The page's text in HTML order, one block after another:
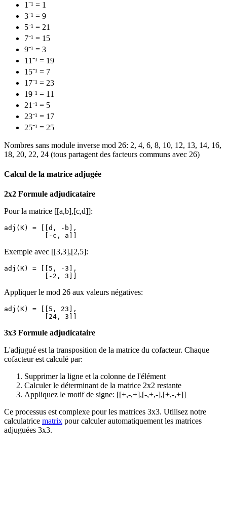
1⁻¹ = 1
3⁻¹ = 9
5⁻¹ = 21
7⁻¹ = 15
9⁻¹ = 3
11⁻¹ = 19
15⁻¹ = 7
17⁻¹ = 23
19⁻¹ = 11
21⁻¹ = 5
23⁻¹ = 17
25⁻¹ = 25
Nombres sans module inverse mod 26: 2, 4, 6, 8, 10, 12, 13, 14, 16,
18, 20, 22, 24 (tous partagent des facteurs communs avec 26)
Calcul de la matrice adjugée
2x2 Formule adjudicataire
Pour la matrice [[a,b],[c,d]]:
adj(K) = [[d, -b],
Exemple avec [[3,3],[2,5]:
adj(K) = [[5, -3],
Appliquer le mod 26 aux valeurs négatives:
adj(K) = [[5, 23],
3x3 Formule adjudicataire
L'adjugué est la transposition de la matrice du cofacteur. Chaque
cofacteur est calculé par:
Supprimer la ligne et la colonne de l'élément
Calculer le déterminant de la matrice 2x2 restante
Appliquez le motif de signe: [[+,-,+],[-,+,-],[+,-,+]]
Ce processus est complexe pour les matrices 3x3. Utilisez notre
calculatrice matrix pour calculer automatiquement les matrices
adjuguées 3x3.